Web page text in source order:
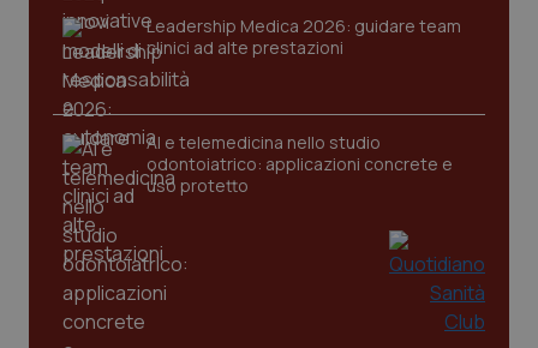
Leadership Medica 2026: guidare team
clinici ad alte prestazioni
AI e telemedicina nello studio
odontoiatrico: applicazioni concrete e
uso protetto
tracking-sites-ironfish-
tracking-enable
tracking-sites-ironfish-
_ga